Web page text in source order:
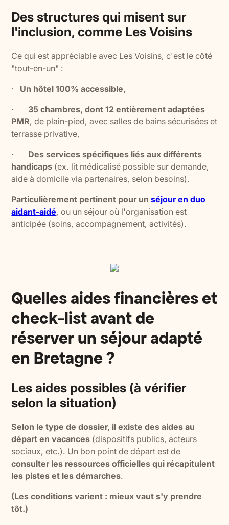
Des structures qui misent sur
l'inclusion, comme Les Voisins
Ce qui est appréciable avec Les Voisins, c'est le côté
"tout-en-un" :
· Un hôtel 100% accessible,
· 35 chambres, dont 12 entièrement adaptées
PMR, de plain-pied, avec salles de bains sécurisées et
terrasse privative,
· Des services spécifiques liés aux différents
handicaps (ex. lit médicalisé possible sur demande,
aide à domicile via partenaires, selon besoins).
Particulièrement pertinent pour un séjour en duo
aidant-aidé, ou un séjour où l'organisation est
anticipée (soins, accompagnement, activités).
Quelles aides financières et
check-list avant de
réserver un séjour adapté
en Bretagne ?
Les aides possibles (à vérifier
selon la situation)
Selon le type de dossier, il existe des aides au
départ en vacances (dispositifs publics, acteurs
sociaux, etc.). Un bon point de départ est de
consulter les ressources officielles qui récapitulent
les pistes et les démarches.
(Les conditions varient : mieux vaut s'y prendre
tôt.)